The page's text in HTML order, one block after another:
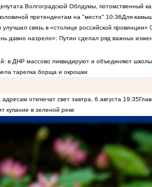
Волгоградской Облдумы, потомственный
претендентам на "место" 10:36Для
связь в «столице российской провинции»
давно назрело»: Путин сделал ряд важных
в ДНР массово ликвидируют и объединяют
тарелка борща и окрошки
отключат свет завтра, 6 августа 19:35
купание в зеленой реке